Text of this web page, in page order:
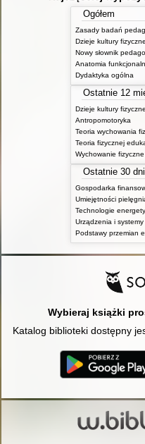
Ogółem
Dzieje kultury
Nowy słownik
Dydaktyka ogólna
Ostatnie 12
Dzieje kultury
Antropomotoryka
Teoria wychowania
Teoria fizycznej
Ostatnie 30 dni
Technologie
Podstawy przemian
Wybieraj książki
Katalog biblioteki dostępny